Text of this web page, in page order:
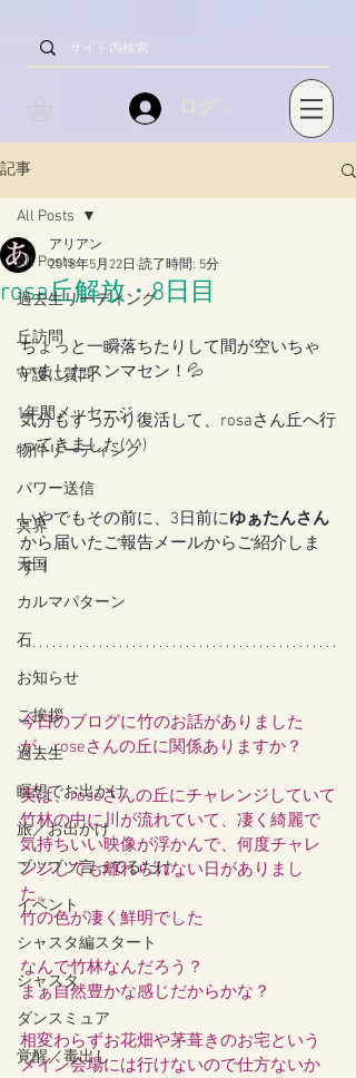
ログイン
記事
All Posts
過去生リーディング
丘訪問
守護に質問
1年間メッセージ
物件リーディング
パワー送信
冥界
天国
カルマパターン
石
お知らせ
ご挨拶
過去生
瞑想でお出かけ
旅／お出かけ
ブツブツ言ってるだけ
イベント
シャスタ編スタート
シャスタ
ダンスミュア
覚醒／毒出し
All Posts
rosa丘解放・8日目
アリアン
2018年5月22日 読了時間: 5分
ちょっと一瞬落ちたりして間が空いちゃ
いましたスンマセン！💦
気分もすっかり復活して、rosaさん丘へ行
ってきました(^^)
いやでもその前に、3日前にゆぁたんさん
から届いたご報告メールからご紹介しま
す！
今日のブログに竹のお話がありました
が、roseさんの丘に関係ありますか？
実は、roseさんの丘にチャレンジしていて
竹林の中に川が流れていて、凄く綺麗で
気持ちいい映像が浮かんで、何度チャレ
ンジしても離れられない日がありまし
た。
竹の色が凄く鮮明でした
なんで竹林なんだろう？
まぁ自然豊かな感じだからかな？
相変わらずお花畑や茅葺きのお宅という
メイン会場には行けないので仕方ないか